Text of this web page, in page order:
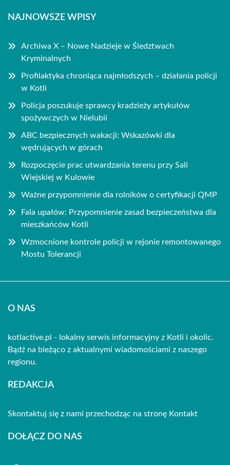
NAJNOWSZE WPISY
Archiwa X – Nowe Nadzieje w Śledztwach
Kryminalnych
Profilaktyka chroniąca najmłodszych – działania policji
w Kotli
Policja poszukuje sprawcy kradzieży artykułów
spożywczych w Nielubii
ABC bezpiecznych wakacji: Wskazówki dla
wędrujących w górach
Rozpoczęcie prac utwardzania terenu przy Sali
Wiejskiej w Kulowie
Ważne przypomnienie dla rolników o certyfikacji QMP
Fala upałów: Przypomnienie zasad bezpieczeństwa dla
mieszkańców Kotli
Wzmocnione kontrole policji w rejonie remontowanego
Mostu Tolerancji
O NAS
kotlactive.pl - lokalny serwis informacyjny z Kotli i okolic.
Bądź na bieżąco z aktualnymi wiadomościami z naszego
regionu.
REDAKCJA
Skontaktuj się z nami przechodząc na stronę Kontakt
DOŁĄCZ DO NAS